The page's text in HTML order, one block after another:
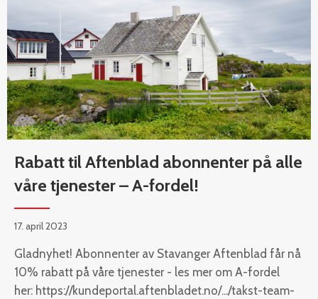
Rabatt til Aftenblad abonnenter på alle
våre tjenester – A-fordel!
17. april 2023
Gladnyhet! Abonnenter av Stavanger Aftenblad får nå
10% rabatt på våre tjenester - les mer om A-fordel
her: https://kundeportal.aftenbladet.no/.../takst-team-